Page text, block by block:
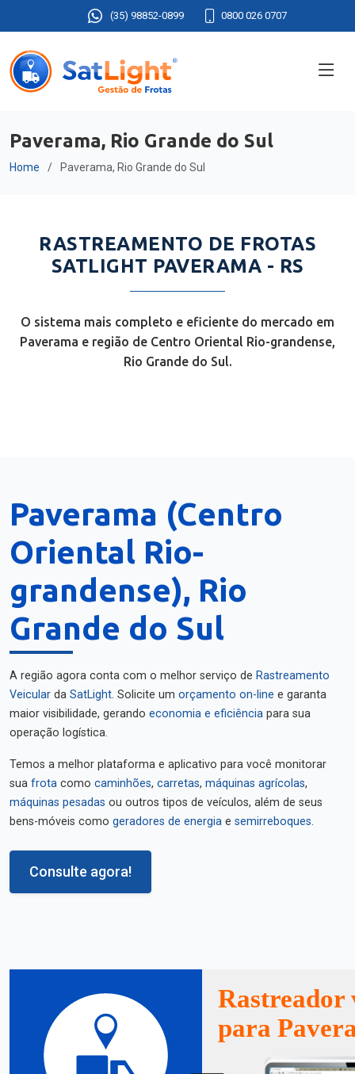
(35) 98852-0899 0800 026 0707
Paverama, Rio Grande do Sul
Home Paverama, Rio Grande do Sul
RASTREAMENTO DE FROTAS
SATLIGHT PAVERAMA - RS
O sistema mais completo e eficiente do mercado em
Paverama e região de Centro Oriental Rio-grandense,
Rio Grande do Sul.
Paverama (Centro
Oriental Rio-
grandense), Rio
Grande do Sul
A região agora conta com o melhor serviço de Rastreamento
Veicular da SatLight. Solicite um orçamento on-line e garanta
maior visibilidade, gerando economia e eficiência para sua
operação logística.
Temos a melhor plataforma e aplicativo para você monitorar
sua frota como caminhões, carretas, máquinas agrícolas,
máquinas pesadas ou outros tipos de veículos, além de seus
bens-móveis como geradores de energia e semirreboques.
Consulte agora!
Rastreador
para